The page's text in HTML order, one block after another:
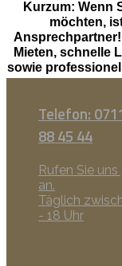
Kurzum: Wenn
möchten,
Mieten, schnelle
sowie
Telefon:
88 45 44
Rufen Sie
an.
Täglich
- 18 Uhr